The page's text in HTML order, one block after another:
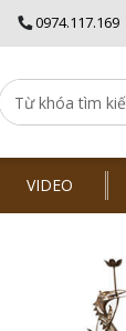
0974.117.169
VIDEO